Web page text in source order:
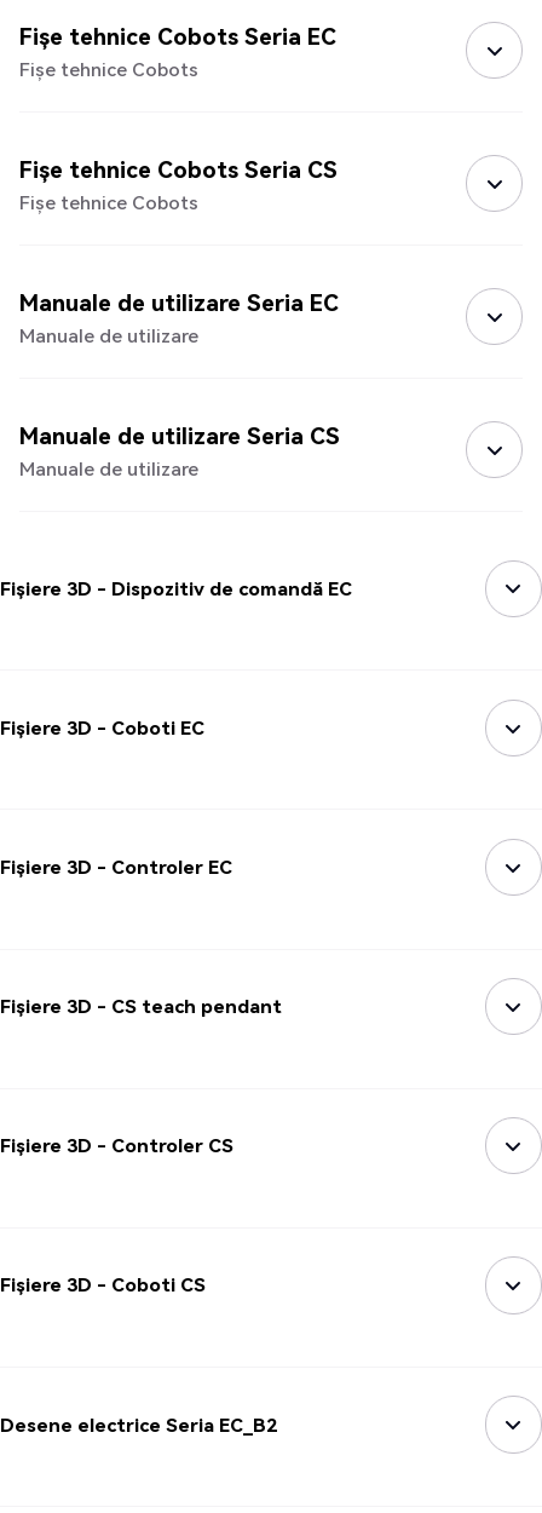
Fișe tehnice Cobots Seria EC
Fișe tehnice Cobots
Fișe tehnice Cobots Seria CS
Fișe tehnice Cobots
Manuale de utilizare Seria EC
Manuale de utilizare
Manuale de utilizare Seria CS
Manuale de utilizare
Fișiere 3D - Dispozitiv de comandă EC
Fișiere 3D - Coboti EC
Fișiere 3D - Controler EC
Fișiere 3D - CS teach pendant
Fișiere 3D - Controler CS
Fișiere 3D - Coboti CS
Desene electrice Seria EC_B2